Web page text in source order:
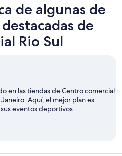
una
nueva
pestaña
de algunas de
de
Rio Sul
en las tiendas de Centro comercial
Aquí, el mejor plan es
sus eventos deportivos.